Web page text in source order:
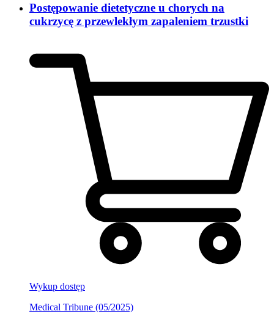
Postępowanie dietetyczne u chorych na
cukrzycę z przewlekłym zapaleniem trzustki
Wykup dostęp
Medical Tribune (05/2025)